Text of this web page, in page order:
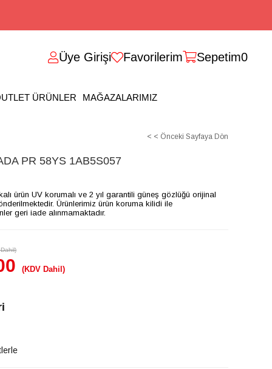
Üye Girişi Favorilerim Sepetim0
ÜRÜNLER MAĞAZALARIMIZ
< < Önceki Sayfaya Dön
PR 58YS 1AB5S057
ürün UV korumalı ve 2 yıl garantili güneş gözlüğü orijinal
Ürünlerimiz ürün koruma kilidi ile
geri iade alınmamaktadır.
(KDV Dahil)